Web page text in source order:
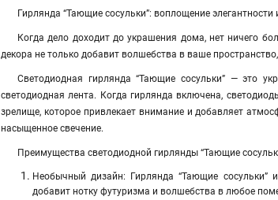
Гирлянда “Тающие сосульки”: воплощение элегантности
Когда дело доходит до украшения дома, нет ничего
декора не только добавит волшебства в ваше
Светодиодная гирлянда “Тающие сосульки” — это
светодиодная лента. Когда гирлянда включена,
зрелище, которое привлекает внимание и добавляет
насыщенное свечение.
Преимущества светодиодной гирлянды “Тающие
Необычный дизайн: Гирлянда “Тающие
добавит нотку футуризма и волшебства в любое